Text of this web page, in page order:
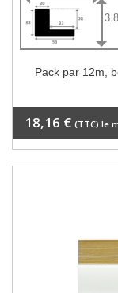
Pack par 12m,
18,16 € (TTC) le